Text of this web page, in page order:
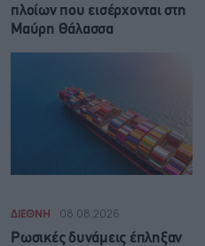
πλοίων που εισέρχονται στη
Μαύρη Θάλασσα
ΔΙΕΘΝΗ 08.08.2026
Ρωσικές δυνάμεις έπληξαν